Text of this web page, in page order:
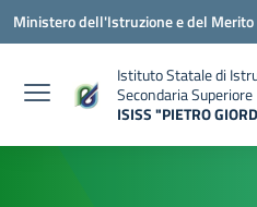
Vai ai contenuti
Vai al menu di navigazione
Vai al footer
Ministero dell'Istruzione e del Merito
Istituto Statale di
Secondaria Superiore
ISISS "PIETRO